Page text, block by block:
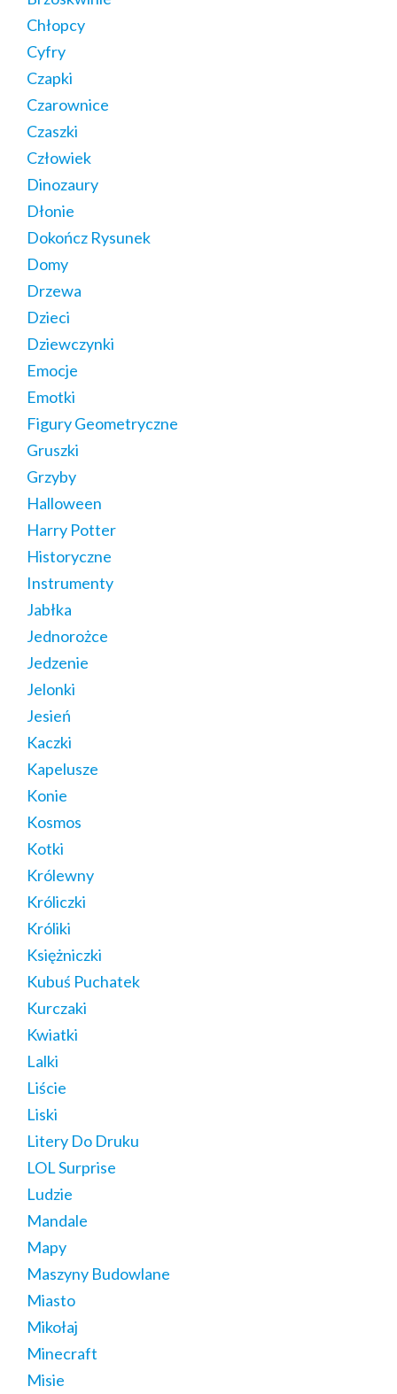
Chłopcy
Cyfry
Czapki
Czarownice
Czaszki
Człowiek
Dinozaury
Dłonie
Dokończ Rysunek
Domy
Drzewa
Dzieci
Dziewczynki
Emocje
Emotki
Figury Geometryczne
Gruszki
Grzyby
Halloween
Harry Potter
Historyczne
Instrumenty
Jabłka
Jednorożce
Jedzenie
Jelonki
Jesień
Kaczki
Kapelusze
Konie
Kosmos
Kotki
Królewny
Króliczki
Króliki
Księżniczki
Kubuś Puchatek
Kurczaki
Kwiatki
Lalki
Liście
Liski
Litery Do Druku
LOL Surprise
Ludzie
Mandale
Mapy
Maszyny Budowlane
Miasto
Mikołaj
Minecraft
Misie